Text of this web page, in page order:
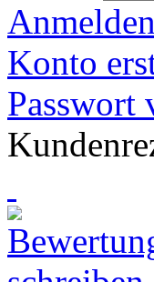
Anmelden
Konto
Passwort